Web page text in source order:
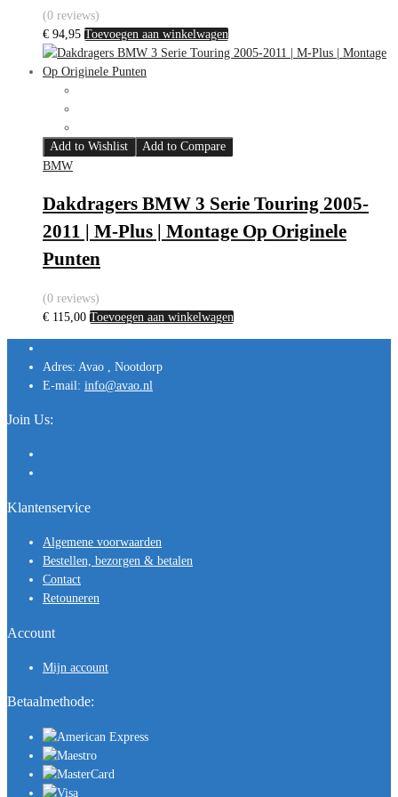
(0 reviews)
€ 94,95 Toevoegen aan winkelwagen
Add to Wishlist
Add to Compare
BMW
Dakdragers BMW 3 Serie Touring 2005-
2011 | M-Plus | Montage Op Originele
Punten
(0 reviews)
€ 115,00 Toevoegen aan winkelwagen
Adres: Avao , Nootdorp
E-mail: info@avao.nl
Join Us:
Klantenservice
Algemene voorwaarden
Bestellen, bezorgen & betalen
Contact
Retouneren
Account
Mijn account
Betaalmethode: